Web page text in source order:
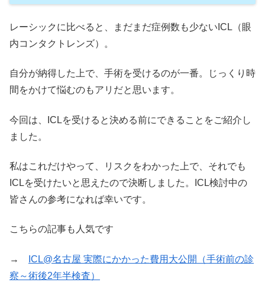
レーシックに比べると、まだまだ症例数も少ないICL（眼
内コンタクトレンズ）。
自分が納得した上で、手術を受けるのが一番。じっくり時
間をかけて悩むのもアリだと思います。
今回は、ICLを受けると決める前にできることをご紹介し
ました。
私はこれだけやって、リスクをわかった上で、それでも
ICLを受けたいと思えたので決断しました。ICL検討中の
皆さんの参考になれば幸いです。
こちらの記事も人気です
→
ICL@名古屋 実際にかかった費用大公開（手術前の診
察～術後2年半検査）